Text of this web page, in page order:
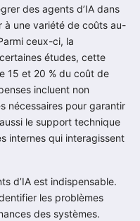
des agents d’IA dans
à une variété de coûts au-
ceux-ci, la
études, cette
15 et 20 % du coût de
incluent non
nécessaires pour garantir
le support technique
internes qui interagissent
d’IA est indispensable.
les problèmes
des systèmes.